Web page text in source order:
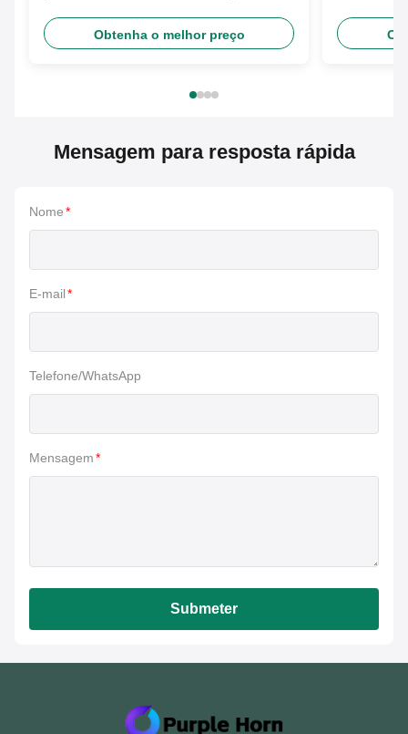
Obtenha o melhor preço
Mensagem para resposta rápida
Nome*
E-mail*
Telefone/WhatsApp
Mensagem*
Submeter